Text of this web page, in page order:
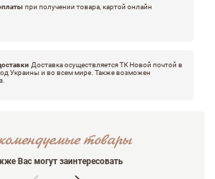
при получении товара, картой онлайн
Доставка осуществляется ТК Новой почтой в
Украины и во всем мире. Также возможен
товары
Вас могут заинтересовать